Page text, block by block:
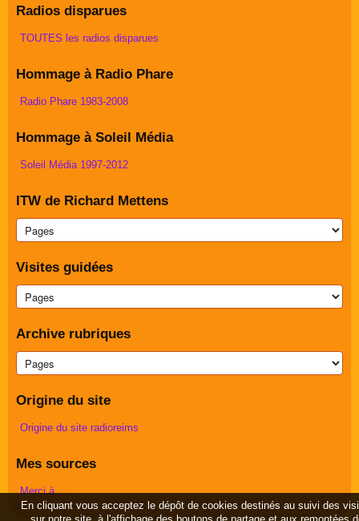
Radios disparues
TOUTES les radios disparues
Hommage à Radio Phare
Radio Phare 1983-2008
Hommage à Soleil Média
Soleil Média 1997-2012
ITW de Richard Mettens
Visites guidées
Archive rubriques
Origine du site
Origine du site radioreims
Mes sources
Merci à ...
En cliquant vous acceptez le dépôt de cookies destinés au suivi des